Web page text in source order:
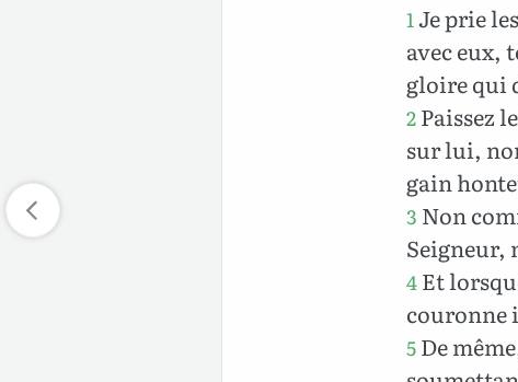
1Je prie
avec eux,
gloire qui
2Paissez
sur lui,
gain
3 Non
Seigneur,
4Et
couronne
5De